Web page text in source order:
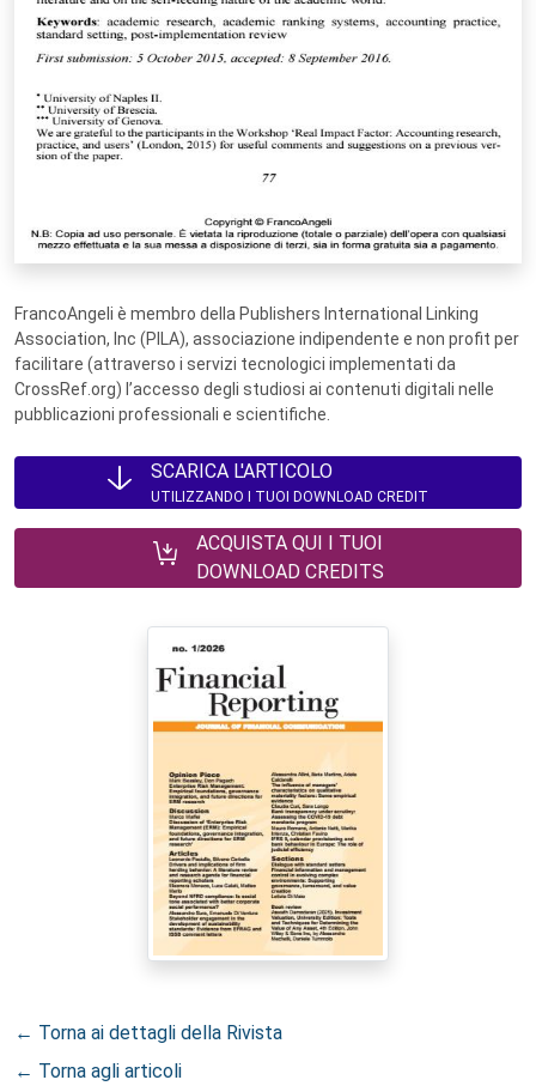
FrancoAngeli è membro della Publishers International Linking
Association, Inc (PILA), associazione indipendente e non profit per
facilitare (attraverso i servizi tecnologici implementati da
CrossRef.org) l’accesso degli studiosi ai contenuti digitali nelle
pubblicazioni professionali e scientifiche.
SCARICA L'ARTICOLO
UTILIZZANDO I TUOI DOWNLOAD CREDIT
ACQUISTA QUI I TUOI
DOWNLOAD CREDITS
← Torna ai dettagli della Rivista
← Torna agli articoli